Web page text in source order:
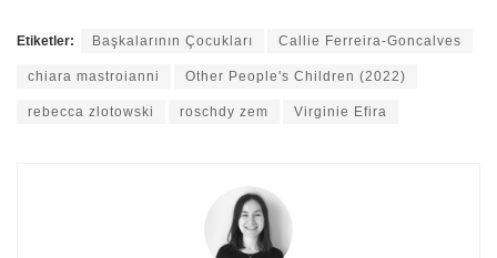
Etiketler: Başkalarının Çocukları Callie Ferreira-Goncalves
chiara mastroianni Other People's Children (2022)
rebecca zlotowski roschdy zem Virginie Efira